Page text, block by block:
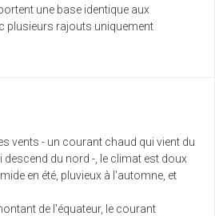
une base identique aux
plusieurs rajouts uniquement
vents - un courant chaud qui vient du
du nord -, le climat est doux
en été, pluvieux à l'automne, et
de l'équateur, le courant